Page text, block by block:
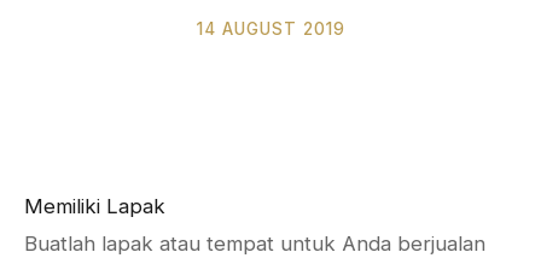
14 AUGUST 2019
Memiliki Lapak
Buatlah lapak atau tempat untuk Anda berjualan